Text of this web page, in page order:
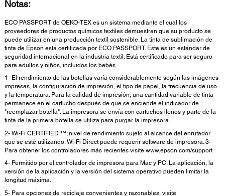
Notas:
ECO PASSPORT de OEKO-TEX es un sistema mediante el cual los
proveedores de productos químicos textiles demuestran que su producto se
puede utilizar en una producción textil sostenible. La tinta de sublimación de
tinta de Epson está certificada por ECO PASSPORT. Este es un estándar de
seguridad internacional en la industria textil. Está certificado para ser seguro
para adultos y niños, incluidos los bebés.
1- El rendimiento de las botellas varía considerablemente según las imágenes
impresas, la configuración de impresión, el tipo de papel, la frecuencia de uso
y la temperatura. Para la calidad de impresión, una cantidad variable de tinta
permanece en el cartucho después de que se enciende el indicador de
"reemplazar botella". La impresora se envía con cartuchos llenos y parte de la
tinta de la primera botella se utiliza para purgar la impresora.
2- Wi-Fi CERTIFIED ™; nivel de rendimiento sujeto al alcance del enrutador
que se esté utilizando. Wi-Fi Direct puede requerir software de impresora. 3-
Para obtener los controladores más recientes visite www.epson.com/support
4- Permitido por el controlador de impresora para Mac y PC. La aplicación, la
versión de la aplicación y la versión del sistema operativo pueden limitar la
longitud máxima.
5- Para opciones de reciclaje convenientes y razonables, visite